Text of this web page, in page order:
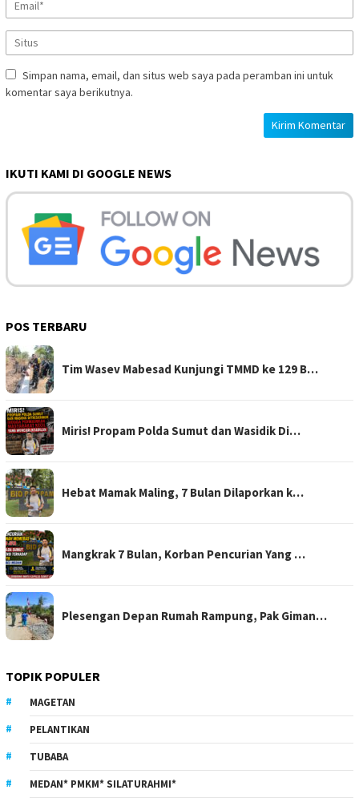
Simpan nama, email, dan situs web saya pada peramban ini untuk
komentar saya berikutnya.
IKUTI KAMI DI GOOGLE NEWS
POS TERBARU
Tim Wasev Mabesad Kunjungi TMMD ke 129 B…
Miris! Propam Polda Sumut dan Wasidik Di…
Hebat Mamak Maling, 7 Bulan Dilaporkan k…
Mangkrak 7 Bulan, Korban Pencurian Yang …
Plesengan Depan Rumah Rampung, Pak Giman…
TOPIK POPULER
MAGETAN
PELANTIKAN
TUBABA
MEDAN* PMKM* SILATURAHMI*